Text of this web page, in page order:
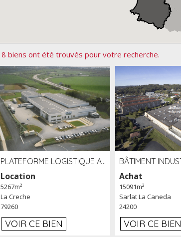
8 biens ont été trouvés pour votre recherche.
PLATEFORME LOGISTIQUE AVEC FROID POSITIF À LOUER SECTEUR NIORT (79)
Location
5267m²
La Creche
79260
VOIR CE BIEN
Achat
15091m²
Sarlat La Caneda
24200
VOIR CE BIEN